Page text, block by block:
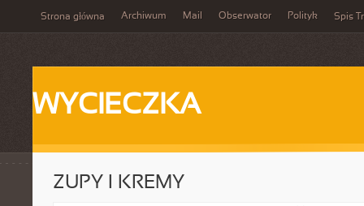
Strona główna Archiwum Mail Obserwator Polityk Spis
WYCIECZKA
ZUPY I KREMY